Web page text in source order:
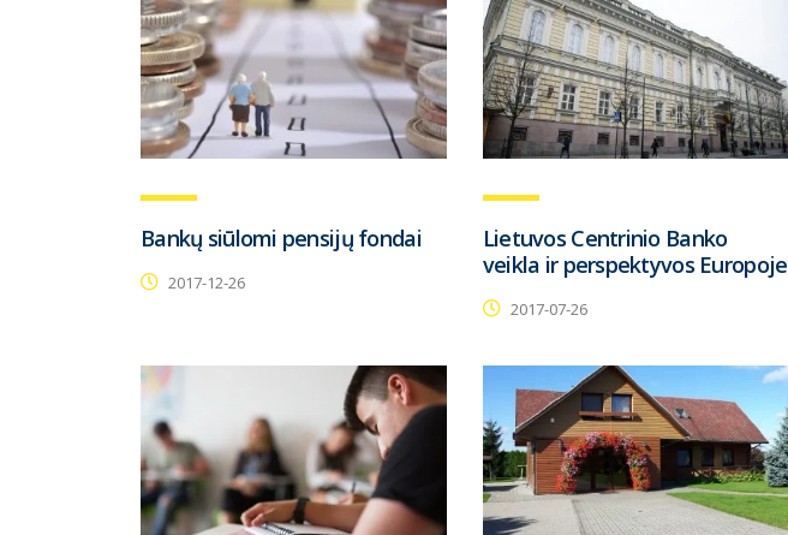
Bankų siūlomi pensijų fondai
2017-12-26
Lietuvos Centrinio Banko
veikla ir perspektyvos Europoje
2017-07-26